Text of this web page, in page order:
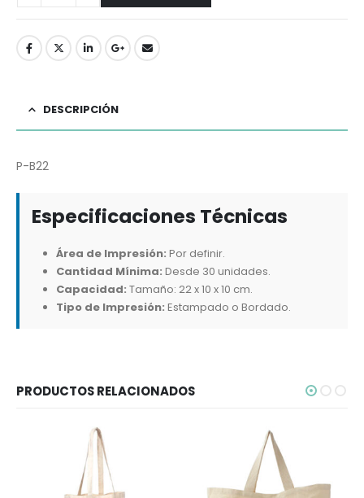
DESCRIPCIÓN
P-B22
Especificaciones Técnicas
Área de Impresión: Por definir.
Cantidad Mínima: Desde 30 unidades.
Capacidad: Tamaño: 22 x 10 x 10 cm.
Tipo de Impresión: Estampado o Bordado.
PRODUCTOS RELACIONADOS